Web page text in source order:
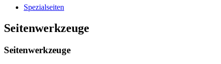
Spezialseiten
Seitenwerkzeuge
Seitenwerkzeuge